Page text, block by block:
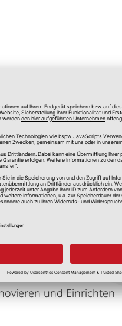
gesetzlicher
und Einrichten